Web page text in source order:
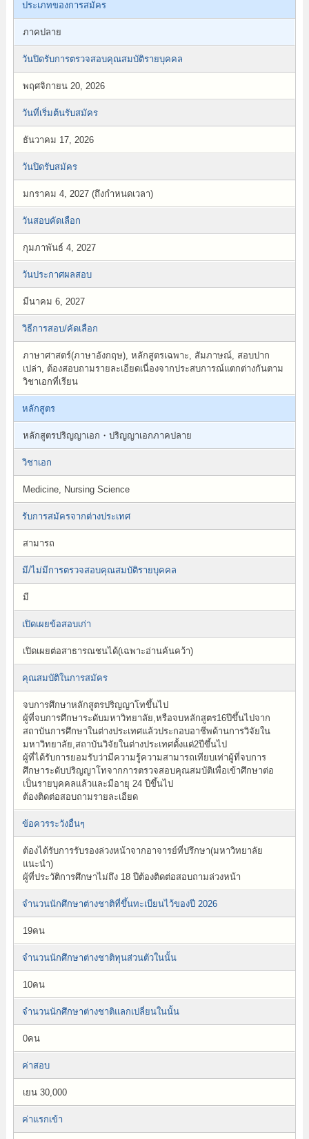
ประเภทของการสมัคร
ภาคปลาย
วันปิดรับการตรวจสอบคุณสมบัติรายบุคคล
พฤศจิกายน 20, 2026
วันที่เริ่มต้นรับสมัคร
ธันวาคม 17, 2026
วันปิดรับสมัคร
มกราคม 4, 2027 (ถึงกำหนดเวลา)
วันสอบคัดเลือก
กุมภาพันธ์ 4, 2027
วันประกาศผลสอบ
มีนาคม 6, 2027
วิธีการสอบ/คัดเลือก
ภาษาศาสตร์(ภาษาอังกฤษ), หลักสูตรเฉพาะ, สัมภาษณ์, สอบปาก
เปล่า, ต้องสอบถามรายละเอียดเนื่องจากประสบการณ์แตกต่างกันตาม
วิชาเอกที่เรียน
หลักสูตร
หลักสูตรปริญญาเอก・ปริญญาเอกภาคปลาย
วิชาเอก
Medicine, Nursing Science
รับการสมัครจากต่างประเทศ
สามารถ
มี/ไม่มีการตรวจสอบคุณสมบัติรายบุคคล
มี
เปิดเผยข้อสอบเก่า
เปิดเผยต่อสาธารณชนได้(เฉพาะอ่านค้นคว้า)
คุณสมบัติในการสมัคร
จบการศึกษาหลักสูตรปริญญาโทขึ้นไป
ผู้ที่จบการศึกษาระดับมหาวิทยาลัย,หรือจบหลักสูตร16ปีขึ้นไปจาก
สถาบันการศึกษาในต่างประเทศแล้วประกอบอาชีพด้านการวิจัยใน
มหาวิทยาลัย,สถาบันวิจัยในต่างประเทศตั้งแต่2ปีขึ้นไป
ผู้ที่ได้รับการยอมรับว่ามีความรู้ความสามารถเทียบเท่าผู้ที่จบการ
ศึกษาระดับปริญญาโทจากการตรวจสอบคุณสมบัติเพื่อเข้าศึกษาต่อ
เป็นรายบุคคลแล้วและมีอายุ 24 ปีขึ้นไป
ต้องติดต่อสอบถามรายละเอียด
ข้อควรระวังอื่นๆ
ต้องได้รับการรับรองล่วงหน้าจากอาจารย์ที่ปรึกษา(มหาวิทยาลัย
แนะนำ)
ผู้ที่ประวัติการศึกษาไม่ถึง 18 ปีต้องติดต่อสอบถามล่วงหน้า
จำนวนนักศึกษาต่างชาติที่ขึ้นทะเบียนไว้ของปี 2026
19คน
จำนวนนักศึกษาต่างชาติทุนส่วนตัวในนั้น
10คน
จำนวนนักศึกษาต่างชาติแลกเปลี่ยนในนั้น
0คน
ค่าสอบ
เยน 30,000
ค่าแรกเข้า